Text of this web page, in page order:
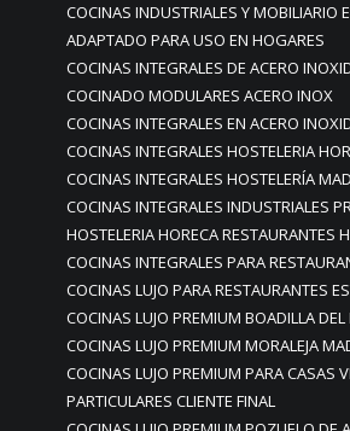
COCINAS INDUSTRIALES Y MOBILIARIO
ADAPTADO PARA USO EN HOGARES
COCINAS INTEGRALES DE ACERO
COCINADO MODULARES ACERO INOX
COCINAS INTEGRALES EN ACERO
COCINAS INTEGRALES HOSTELERIA
COCINAS INTEGRALES HOSTELERÍA
COCINAS INTEGRALES INDUSTRIALES
HOSTELERIA HORECA RESTAURANTES
COCINAS INTEGRALES PARA
COCINAS LUJO PARA RESTAURANTES
COCINAS LUJO PREMIUM BOADILLA
COCINAS LUJO PREMIUM MORALEJA
COCINAS LUJO PREMIUM PARA CASAS
PARTICULARES CLIENTE FINAL